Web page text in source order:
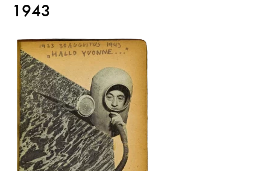
Theater ⌫
Atlantikwal Breedenbeek, Cornelis
Duitsland
Vrijheid Goebbels, Joseph
Hitler, Adolf
Bioscoop Cultuur
Onderwater-Cabaret
Prater Radio
alle weergeven
1943